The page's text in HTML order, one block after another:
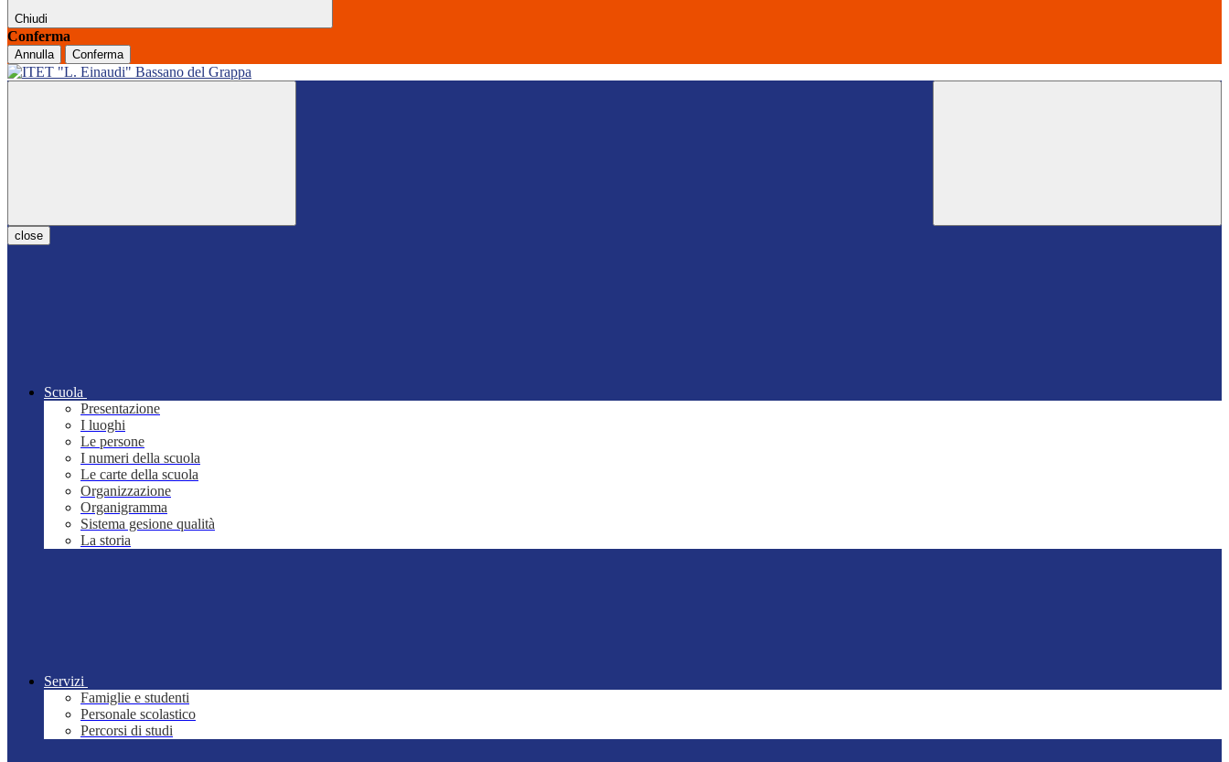
Chiudi
Conferma
Annulla Conferma
close
Scuola
Presentazione
I luoghi
Le persone
I numeri della scuola
Le carte della scuola
Organizzazione
Organigramma
Sistema gesione qualità
La storia
Servizi
Famiglie e studenti
Personale scolastico
Percorsi di studi